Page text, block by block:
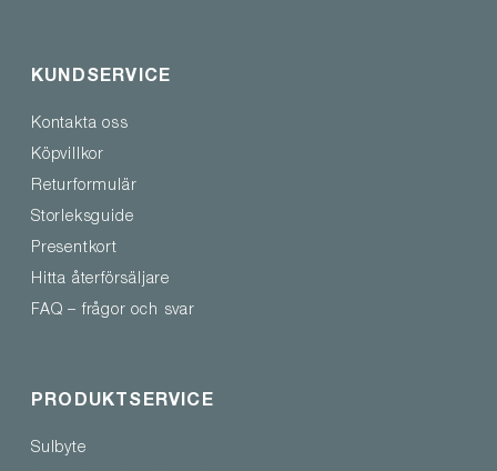
KUNDSERVICE
Kontakta oss
Köpvillkor
Returformulär
Storleksguide
Presentkort
Hitta återförsäljare
FAQ – frågor och svar
PRODUKTSERVICE
Sulbyte